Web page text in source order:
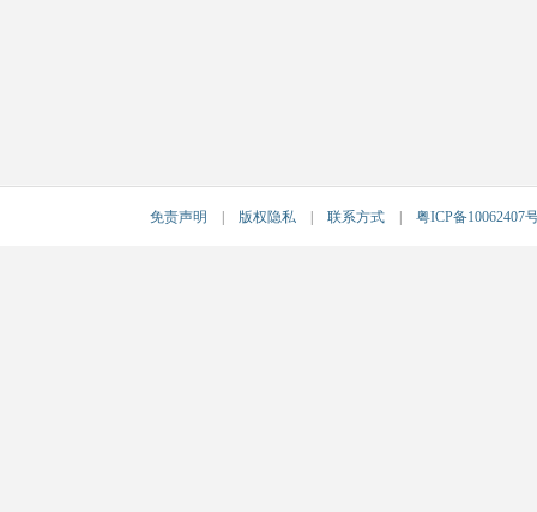
免责声明 版权隐私 联系方式 粤ICP备10062407